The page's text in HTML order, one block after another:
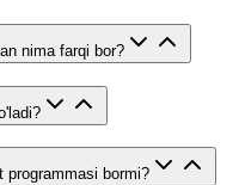
nima farqi bor?
programmasi bormi?